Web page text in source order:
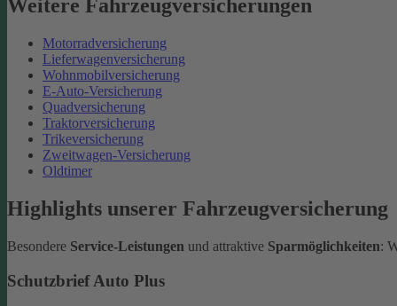
Weitere Fahrzeugversicherungen
Motorradversicherung
Lieferwagenversicherung
Wohnmobilversicherung
E-Auto-Versicherung
Quadversicherung
Traktorversicherung
Trikeversicherung
Zweitwagen-Versicherung
Oldtimer
Highlights unserer Fahrzeugversicherung
Besondere Service-Leistungen und attraktive Sparmöglichkeiten:
Schutzbrief Auto Plus